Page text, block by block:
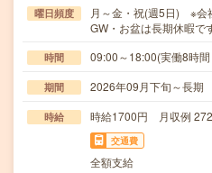
曜日頻度
月～金・祝(週5日) ※会
GW・お盆は長期休暇で
時間 09:00～18:00(実働8時
期間 2026年09月下旬～長期
時給 時給1700円 月収例
交通費
全額支給